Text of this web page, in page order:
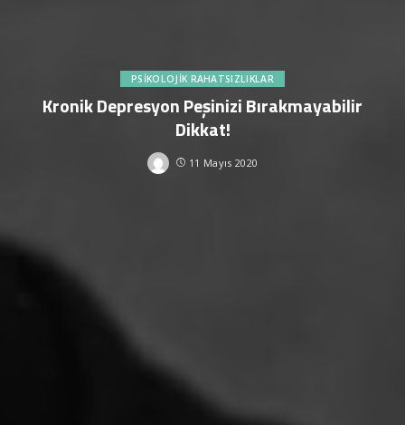
PSIKOLOJIK RAHATSIZLIKLAR
Kronik Depresyon Peşinizi Bırakmayabilir
Dikkat!
11 Mayıs 2020